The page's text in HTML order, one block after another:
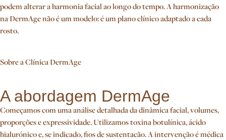
podem alterar a harmonia facial ao longo do tempo. A harmonização
na DermAge não é um modelo: é um plano clínico adaptado a cada
rosto.
Sobre a Clínica DermAge
A abordagem DermAge
Começamos com uma análise detalhada da dinâmica facial, volumes,
proporções e expressividade. Utilizamos toxina botulínica, ácido
hialurónico e, se indicado, fios de sustentacão. A intervenção é médica